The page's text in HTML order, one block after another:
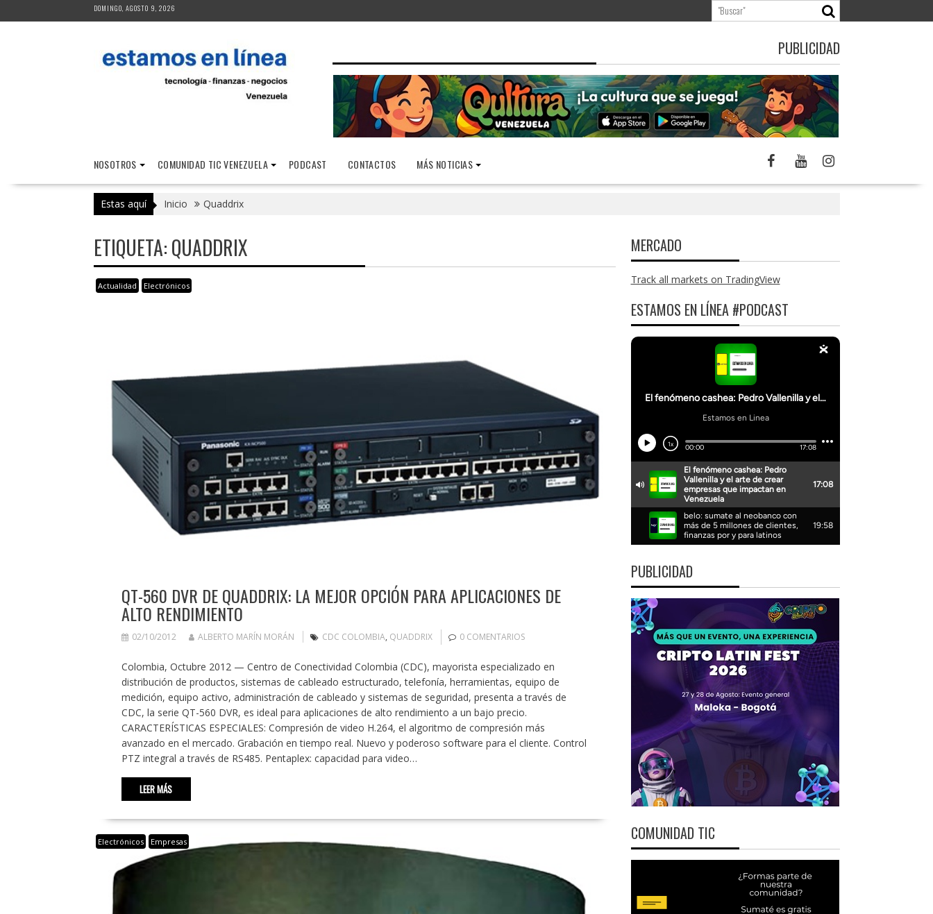
al
DOMINGO, AGOSTO 9, 2026
PUBLICIDAD
NOSOTROS COMUNIDAD TIC VENEZUELA PODCAST CONTACTOS MÁS NOTICIAS
Estas aquí Inicio Quaddrix
ETIQUETA:QUADDRIX
Actualidad Electrónicos
QT-560 DVR DE QUADDRIX: LA MEJOR OPCIÓN PARA APLICACIONES DE
ALTO RENDIMIENTO
02/10/2012 ALBERTO MARÍN MORÁN CDC COLOMBIA, QUADDRIX 0 COMENTARIOS
Colombia, Octubre 2012 — Centro de Conectividad Colombia (CDC), mayorista especializado en
distribución de productos, sistemas de cableado estructurado, telefonía, herramientas, equipo de
medición, equipo activo, administración de cableado y sistemas de seguridad, presenta a través de
CDC, la serie QT-560 DVR, es ideal para aplicaciones de alto rendimiento a un bajo precio.
CARACTERÍSTICAS ESPECIALES: Compresión de video H.264, el algoritmo de compresión más
avanzado en el mercado. Grabación en tiempo real. Nuevo y poderoso software para el cliente. Control
PTZ integral a través de RS485. Pentaplex: capacidad para video…
LEER MÁS
Electrónicos Empresas
MERCADO
Track all markets on TradingView
ESTAMOS EN LÍNEA #PODCAST
PUBLICIDAD
COMUNIDAD TIC